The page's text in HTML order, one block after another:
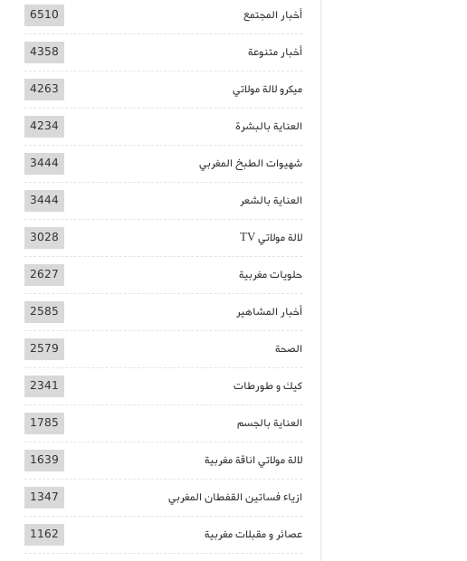
أخبار المجتمع 6510
أخبار متنوعة 4358
ميكرو لالة مولاتي 4263
العناية بالبشرة 4234
شهيوات الطبخ المغربي 3444
العناية بالشعر 3444
لالة مولاتي TV 3028
حلويات مغربية 2627
أخبار المشاهير 2585
الصحة 2579
كيك و طورطات 2341
العناية بالجسم 1785
لالة مولاتي اناقة مغربية 1639
ازياء فساتين القفطان المغربي 1347
عصائر و مقبلات مغربية 1162